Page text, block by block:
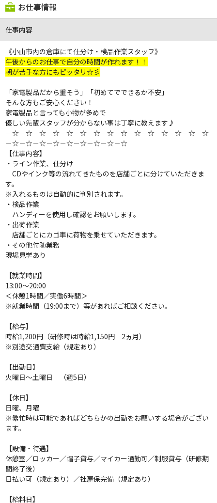
お仕事情報
仕事内容
《小山市内の倉庫にて仕分け・検品作業スタッフ》
午後からのお仕事で自分の時間が作れます！！
朝が苦手な方にもピッタリ☆彡
「家電製品だから重そう」「初めてでできるか不安」
そんな方もご安心ください！
家電製品と言っても小物が多めで
優しい先輩スタッフが分からない事は丁寧に教えます♪
－☆－☆－☆－☆－☆－☆－☆－☆－☆－☆－☆－☆－☆－☆－☆
－☆－☆－☆－☆－☆－☆－☆－☆－☆
【仕事内容】
・ライン作業、仕分け
CDやインク等の流れてきたものを店舗ごとに分けていただきま
す。
※入れるものは自動的に判別されます。
・検品作業
ハンディーを使用し確認をお願いします。
・出荷作業
店舗ごとにカゴ車に荷物を乗せていただきます。
・その他付随業務
現場見学あり
【就業時間】
13:00～20:00
＜休憩1時間／実働6時間＞
※就業時間（19:00まで）等があればご相談ください。
【給与】
時給1,200円（研修時は時給1,150円 2ヵ月）
※別途交通費支給（規定あり）
【出勤日】
火曜日～土曜日 （週5日）
【休日】
日曜、月曜
※繁忙時は可能であればどちらかの出勤をお願いする場合がござい
ます。
【設備・待遇】
休憩室／ロッカー／帽子貸与／マイカー通勤可／制服貸与（研修期
間終了後）
日払い可（規定あり）／社雇保完備（規定あり）
【給料日】